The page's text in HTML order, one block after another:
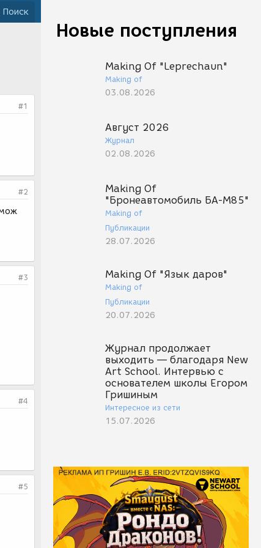
Новые поступления
Making Of "Leprechaun"
Making of
03.08.2026
Август 2026
Журнал
02.08.2026
Making Of
"Бронеавтомобиль БА-М85"
Making of
Публикации
28.07.2026
Making Of "Язык даров"
Making of
Публикации
20.07.2026
Журнал продолжает
выходить — благодаря New
Art School. Интервью с
основателем школы Егором
Гришиным
Интересное из сети
15.07.2026
Поиск
#1
#2
#3
#4
#5